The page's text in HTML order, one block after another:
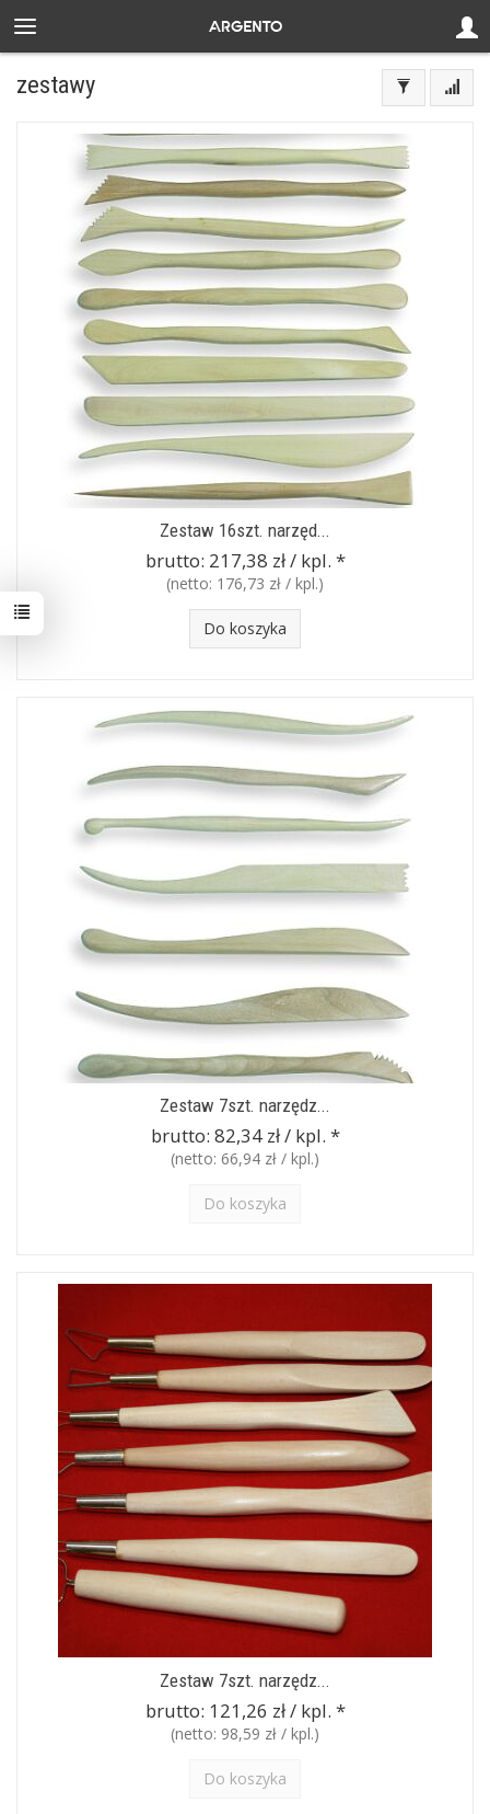
zestawy
Zestaw 16szt. narzęd...
brutto: 217,38 zł / kpl. *
(netto: 176,73 zł / kpl.)
Do koszyka
Zestaw 7szt. narzędz...
brutto: 82,34 zł / kpl. *
(netto: 66,94 zł / kpl.)
Do koszyka
Zestaw 7szt. narzędz...
brutto: 121,26 zł / kpl. *
(netto: 98,59 zł / kpl.)
Do koszyka